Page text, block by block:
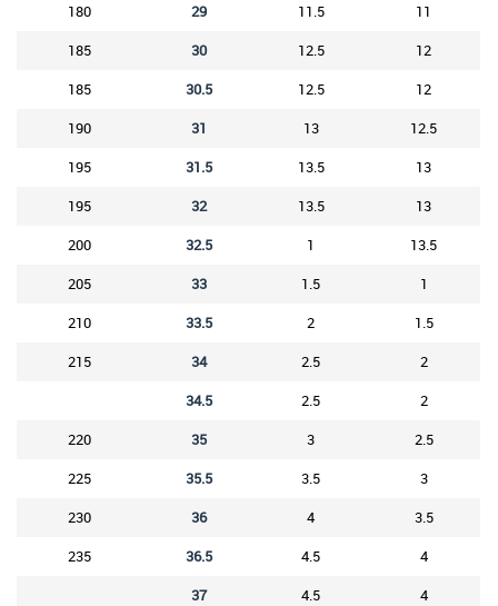
180
29 11.5
11
185
30 12.5
12
185
30.5 12.5
12
190
31 13
12.5
195
31.5 13.5
13
195
32 13.5
13
200
32.5 1
13.5
205
33 1.5
1
210
33.5 2
1.5
215
34 2.5
2
34.5
2.5
2
220
35 3
2.5
225
35.5 3.5
3
230
36 4
3.5
235
36.5 4.5
4
37
4.5
4